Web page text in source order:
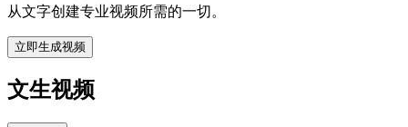
从文字创建专业视频所需的一切。
立即生成视频
文生视频